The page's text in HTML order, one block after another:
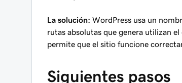
La solución: WordPress usa un
rutas absolutas que genera utilizan
permite que el sitio funcione
Siguientes pasos